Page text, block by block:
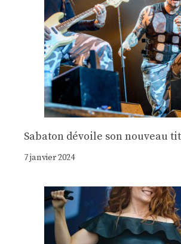
Sabaton dévoile son nouveau
7 janvier 2024